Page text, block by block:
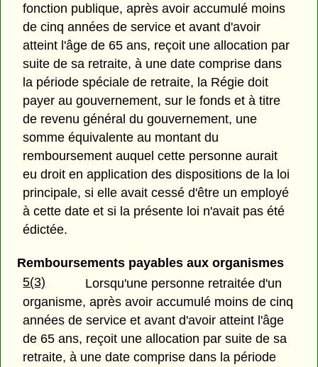
fonction publique, après avoir accumulé moins
de cinq années de service et avant d'avoir
atteint l'âge de 65 ans, reçoit une allocation par
suite de sa retraite, à une date comprise dans
la période spéciale de retraite, la Régie doit
payer au gouvernement, sur le fonds et à titre
de revenu général du gouvernement, une
somme équivalente au montant du
remboursement auquel cette personne aurait
eu droit en application des dispositions de la loi
principale, si elle avait cessé d'être un employé
à cette date et si la présente loi n'avait pas été
édictée.
Remboursements payables aux organismes
5(3)
Lorsqu'une personne retraitée d'un
organisme, après avoir accumulé moins de cinq
années de service et avant d'avoir atteint l'âge
de 65 ans, reçoit une allocation par suite de sa
retraite, à une date comprise dans la période